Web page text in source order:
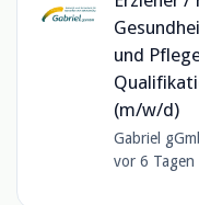
und
(m/w/d)
Gabriel
vor 6 Tagen